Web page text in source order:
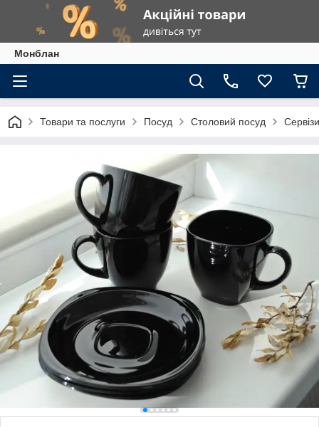
Монблан
Товари та послуги Посуд Столовий посуд